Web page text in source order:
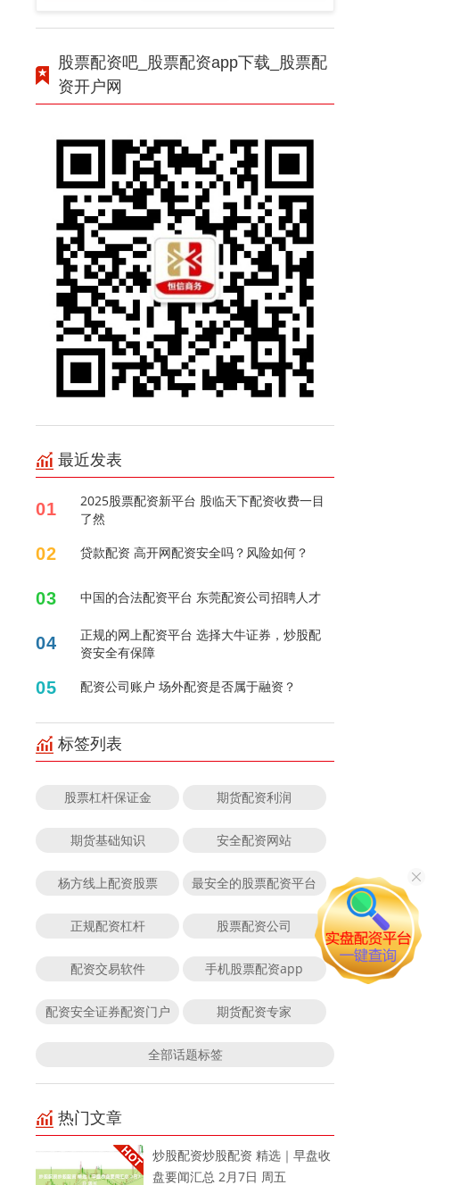
股票配资吧_股票配资app下载_股票配
资开户网
最近发表
01
2025股票配资新平台 股临天下配资收费一目
了然
02 贷款配资 高开网配资安全吗？风险如何？
03 中国的合法配资平台 东莞配资公司招聘人才
04
正规的网上配资平台 选择大牛证券，炒股配
资安全有保障
05 配资公司账户 场外配资是否属于融资？
标签列表
股票杠杆保证金 期货配资利润
期货基础知识 安全配资网站
杨方线上配资股票 最安全的股票配资平台
正规配资杠杆 股票配资公司
配资交易软件 手机股票配资app
配资安全证券配资门户 期货配资专家
全部话题标签
热门文章
炒股配资炒股配资 精选｜早盘收
盘要闻汇总 2月7日 周五